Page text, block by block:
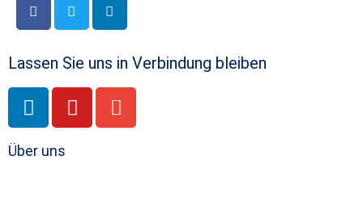
Lassen Sie uns in Verbindung bleiben
Über uns